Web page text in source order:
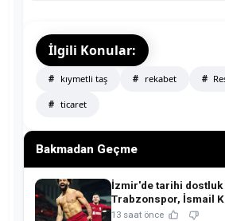
İlgili Konular:
kıymetli taş rekabet
ticaret
Bakmadan Geçme
İzmir'de tarihi dostluk
Trabzonspor, İsmail
jübilesinde buluşuyor!
13 saat önce